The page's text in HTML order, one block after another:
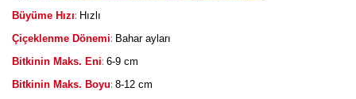
Büyüme Hızı: Hızlı
Çiçeklenme Dönemi: Bahar ayları
Bitkinin Maks. Eni: 6-9 cm
Bitkinin Maks. Boyu: 8-12 cm